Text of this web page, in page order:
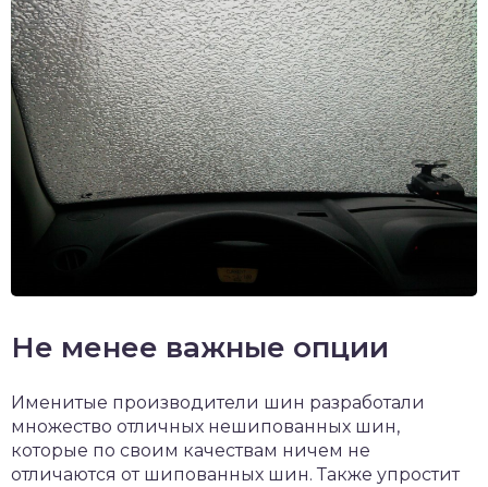
Не менее важные опции
Именитые производители шин разработали
множество отличных нешипованных шин,
которые по своим качествам ничем не
отличаются от шипованных шин. Также упростит